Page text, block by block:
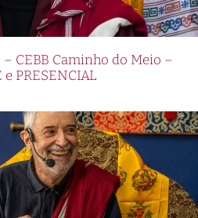
CEBB Caminho do Meio –
PRESENCIAL